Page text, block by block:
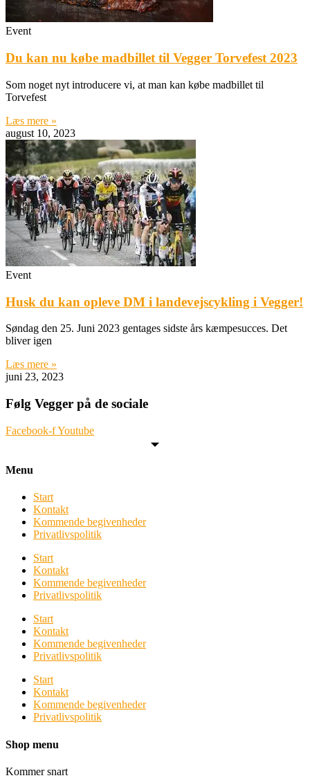
Event
Du kan nu købe madbillet til Vegger Torvefest 2023
Som noget nyt introducere vi, at man kan købe madbillet til
Torvefest
Læs mere »
august 10, 2023
Event
Husk du kan opleve DM i landevejscykling i Vegger!
Søndag den 25. Juni 2023 gentages sidste års kæmpesucces. Det
bliver igen
Læs mere »
juni 23, 2023
Følg Vegger på de sociale
Facebook-fYoutube
Menu
Start
Kontakt
Kommende begivenheder
Privatlivspolitik
Start
Kontakt
Kommende begivenheder
Privatlivspolitik
Start
Kontakt
Kommende begivenheder
Privatlivspolitik
Start
Kontakt
Kommende begivenheder
Privatlivspolitik
Shop menu
Kommer snart